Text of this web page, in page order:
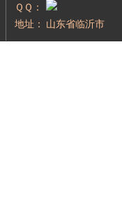
ＱＱ：
地址：
山东省临沂市